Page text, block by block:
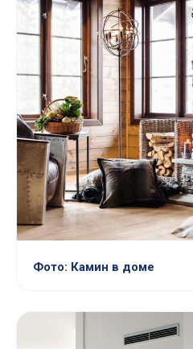
Фото: Камин в доме